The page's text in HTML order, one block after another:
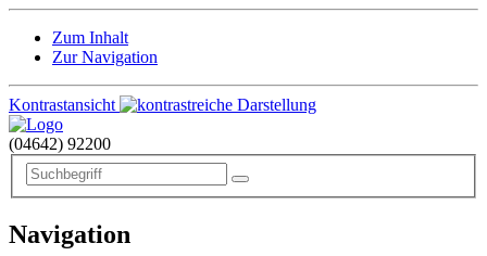
Zum Inhalt
Zur Navigation
Kontrastansicht
(04642) 92200
Navigation